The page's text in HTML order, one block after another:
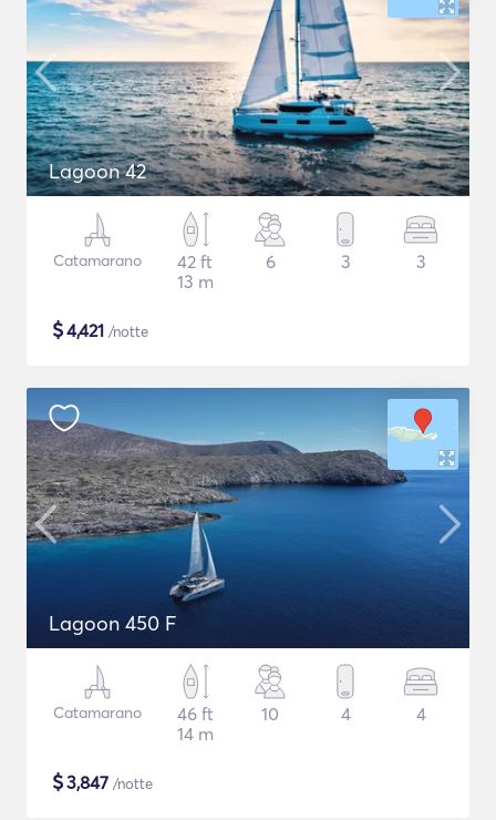
Lagoon 42
Catamarano
42 ft
13 m
6 3 3
$4,421 /notte
Lagoon 450 F
Catamarano
46 ft
14 m
10 4 4
$3,847 /notte